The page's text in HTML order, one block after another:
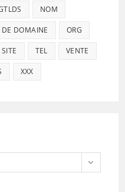
NOM
DOMAINE ORG
SITE TEL VENTE
XXX